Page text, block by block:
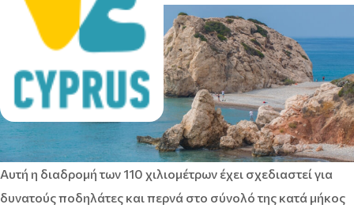
Αυτή η διαδρομή των 110 χιλιομέτρων έχει σχεδιαστεί για
δυνατούς ποδηλάτες και περνά στο σύνολό της κατά μήκος